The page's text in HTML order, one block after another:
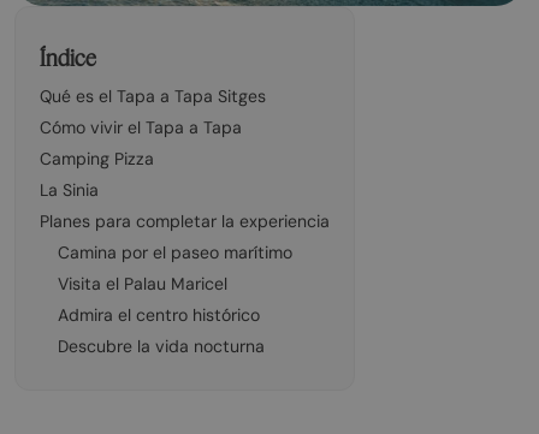
Índice
Qué es el Tapa a Tapa Sitges
Cómo vivir el Tapa a Tapa
Camping Pizza
La Sinia
Planes para completar la experiencia
Camina por el paseo marítimo
Visita el Palau Maricel
Admira el centro histórico
Descubre la vida nocturna